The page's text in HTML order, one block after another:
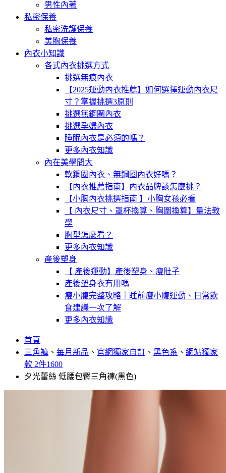
男性內著
私密保養
私密洗護保養
美胸保養
內衣小知識
各式內衣挑選方式
挑選無痕內衣
【2025運動內衣推薦】如何選擇運動內衣尺
寸？掌握挑選3原則
挑選無鋼圈內衣
挑選孕婦內衣
睡眠內衣是必須的嗎？
更多內衣知識
內在美學問大
軟鋼圈內衣、無鋼圈內衣好嗎？
【內衣推薦指南】內衣品牌該怎麼挑？
【小胸內衣挑選指南 】小胸女孩必看
【 內衣尺寸、罩杯換算、胸圍換算】量法教
學
胸型怎麼看？
更多內衣知識
產後塑身
【 產後運動】產後塑身、瘦肚子
產後塑身衣有用嗎
瘦小腹完整攻略｜睡前瘦小腹運動、日常飲
食建議一次了解
更多內衣知識
首頁
三角褲 、 每月新品 、 官網獨家自訂 、 黑色系 、 網站獨家
款 2件1600
夕光蕾絲 低腰包臀三角褲(黑色)